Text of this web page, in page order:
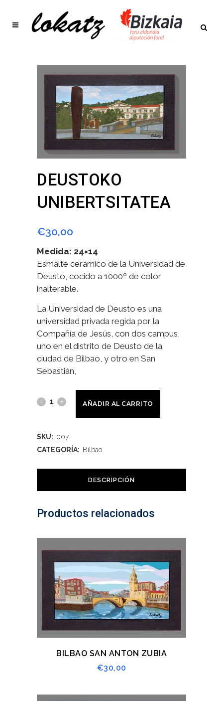
DEUSTOKO
UNIBERTSITATEA
€30,00
Medida: 24×14
Esmalte cerámico de la Universidad de
Deusto, cocido a 1000º de color
inalterable.
La Universidad de Deusto es una
universidad privada regida por la
Compañía de Jesús, con dos campus,
uno en el distrito de Deusto de la
ciudad de Bilbao, y otro en San
Sebastián,
AÑADIR AL CARRITO
SKU: 007
CATEGORÍA: Bilbao
DESCRIPCIÓN
Productos relacionados
BILBAO SAN ANTON ZUBIA
€30,00